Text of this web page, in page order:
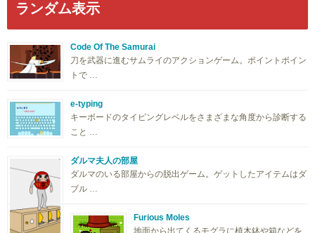
ランダム表示
Code Of The Samurai
刀を武器に進むサムライのアクションゲーム。ポイントポイン
トで …
e-typing
キーボードのタイピングレベルをさまざまな角度から診断する
こと …
ダルマ夫人の部屋
ダルマのいる部屋からの脱出ゲーム。ゲットしたアイテムはダ
ブル …
Furious Moles
地面から出てくるモグラに植木鉢や箱などを